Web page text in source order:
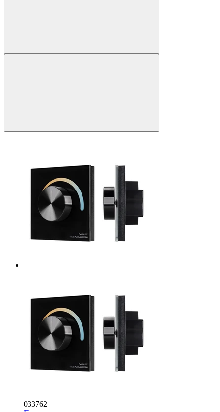
033762